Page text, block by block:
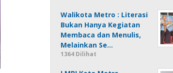
Walikota Metro : Literasi
Bukan Hanya Kegiatan
Membaca dan Menulis,
Melainkan Se…
1364 Dilihat